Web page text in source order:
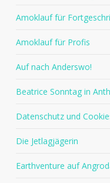
Amoklauf für
Amoklauf für Profis
Auf nach Anderswo!
Beatrice Sonntag in
Datenschutz und
Die Jetlagjägerin
Earthventure auf